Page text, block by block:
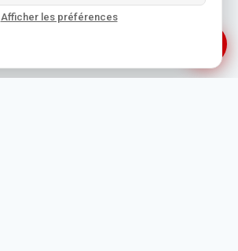
Afficher les préférences